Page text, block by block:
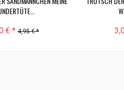
€ * 4,95 € *